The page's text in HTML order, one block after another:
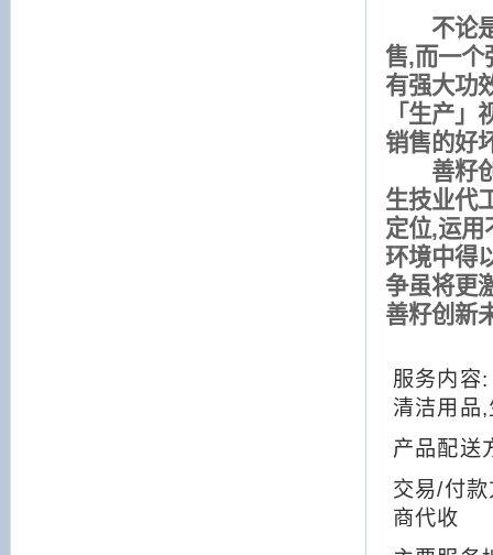
不论
售,而一个
有强大功
「生产
销售的好
善籽创
生技业代
定位,运用
环境中得
争虽将更
善籽创新
服务内容
清洁用品
产品配送
交易/付
商代收